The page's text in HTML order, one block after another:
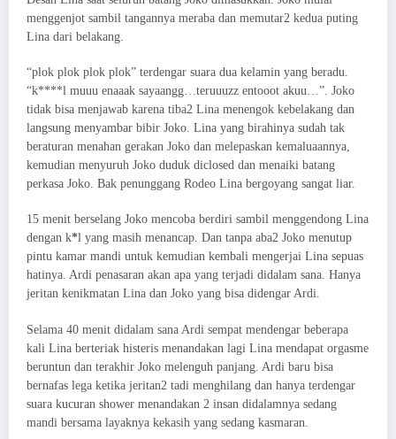
menggenjot sambil tangannya meraba dan memutar2 kedua puting
Lina dari belakang.
“plok plok plok plok” terdengar suara dua kelamin yang beradu.
“k****l muuu enaaak sayaangg…teruuuzz entooot akuu…”. Joko
tidak bisa menjawab karena tiba2 Lina menengok kebelakang dan
langsung menyambar bibir Joko. Lina yang birahinya sudah tak
beraturan menahan gerakan Joko dan melepaskan kemaluaannya,
kemudian menyuruh Joko duduk diclosed dan menaiki batang
perkasa Joko. Bak penunggang Rodeo Lina bergoyang sangat liar.
15 menit berselang Joko mencoba berdiri sambil menggendong Lina
dengan k*l yang masih menancap. Dan tanpa aba2 Joko menutup
pintu kamar mandi untuk kemudian kembali mengerjai Lina sepuas
hatinya. Ardi penasaran akan apa yang terjadi didalam sana. Hanya
jeritan kenikmatan Lina dan Joko yang bisa didengar Ardi.
Selama 40 menit didalam sana Ardi sempat mendengar beberapa
kali Lina berteriak histeris menandakan lagi Lina mendapat orgasme
beruntun dan terakhir Joko melenguh panjang. Ardi baru bisa
bernafas lega ketika jeritan2 tadi menghilang dan hanya terdengar
suara kucuran shower menandakan 2 insan didalamnya sedang
mandi bersama layaknya kekasih yang sedang kasmaran.